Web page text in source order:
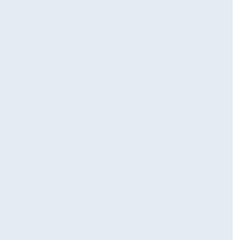
핵화만 되뇌는 것은
것"이라고 말했다. 하
수입은 644억8000만
증가했다. IT 품목
▲화공품